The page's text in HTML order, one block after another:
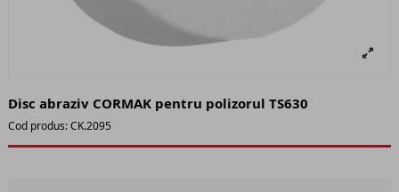
Disc abraziv CORMAK pentru polizorul TS630
Cod produs:CK.2095